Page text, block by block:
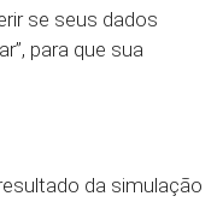
se seus dados
para que sua
da simulação